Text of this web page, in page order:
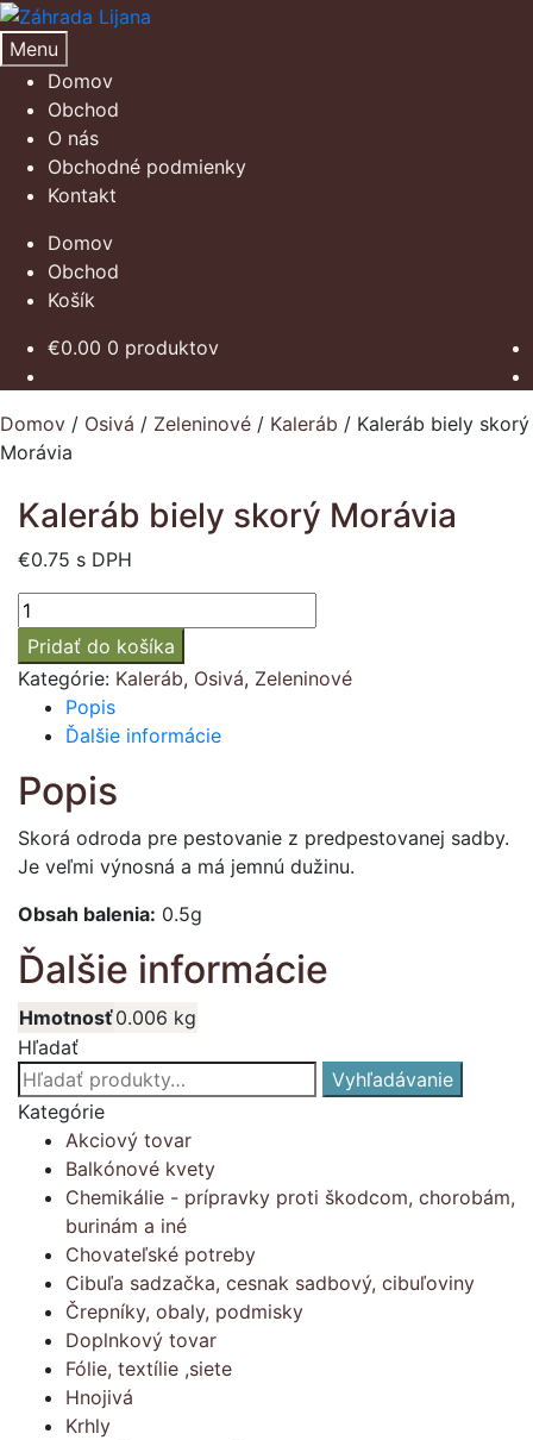
Preskočiť
na
navigáciu
Preskočiť
na
obsah
Menu
Domov
Obchod
O nás
Obchodné podmienky
Kontakt
Domov
Obchod
Košík
€0.00 0 produktov
Domov / Osivá / Zeleninové / Kaleráb / Kaleráb biely skorý
Morávia
Kaleráb biely skorý Morávia
€0.75 s DPH
množstvo
Kaleráb
biely
skorý
Morávia
Pridať do košíka
Kategórie: Kaleráb, Osivá, Zeleninové
Popis
Ďalšie informácie
Popis
Skorá odroda pre pestovanie z predpestovanej sadby.
Je veľmi výnosná a má jemnú dužinu.
Obsah balenia: 0.5g
Ďalšie informácie
Hmotnosť0.006 kg
Hľadať
Hľadať:
Vyhľadávanie
Kategórie
Akciový tovar
Balkónové kvety
Chemikálie - prípravky proti škodcom, chorobám,
burinám a iné
Chovateľské potreby
Cibuľa sadzačka, cesnak sadbový, cibuľoviny
Črepníky, obaly, podmisky
Doplnkový tovar
Fólie, textílie ,siete
Hnojivá
Krhly